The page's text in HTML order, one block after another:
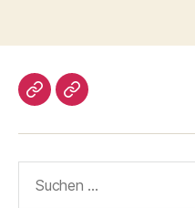
Impressum/DatSchutz
Beliebte
nach: